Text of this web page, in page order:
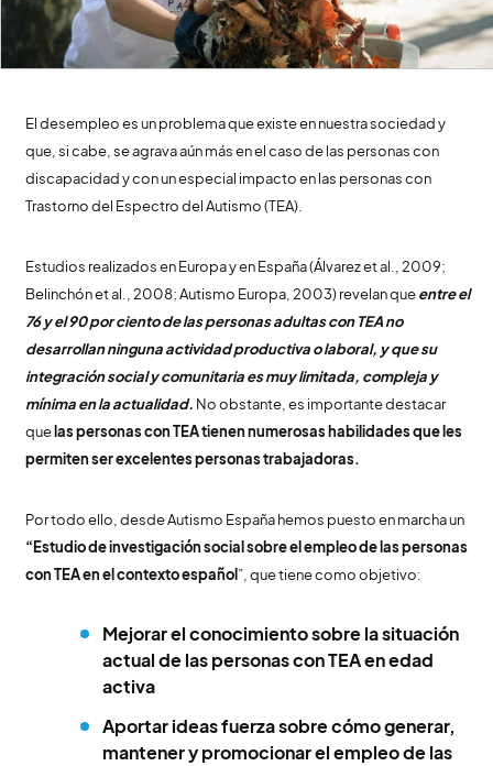
El desempleo es un problema que existe en nuestra sociedad y
que, si cabe, se agrava aún más en el caso de las personas con
discapacidad y con un especial impacto en las personas con
Trastorno del Espectro del Autismo (TEA).
Estudios realizados en Europa y en España (Álvarez et al., 2009;
Belinchón et al., 2008; Autismo Europa, 2003) revelan queentre el
76 y el 90 por ciento de las personas adultas con TEA no
desarrollan ninguna actividad productiva o laboral, y que su
integración social y comunitaria es muy limitada, compleja y
mínima en la actualidad. No obstante, es importante destacar
que las personas con TEA tienen numerosas habilidades que les
permiten ser excelentes personas trabajadoras.
Por todo ello, desde Autismo España hemos puesto en marcha un
“Estudio de investigación social sobre el empleo de las personas
con TEA en el contexto español ”, que tiene como objetivo:
Mejorar el conocimiento sobre la situación
actual de las personas con TEA en edad
activa
Aportar ideas fuerza sobre cómo generar,
mantener y promocionar el empleo de las